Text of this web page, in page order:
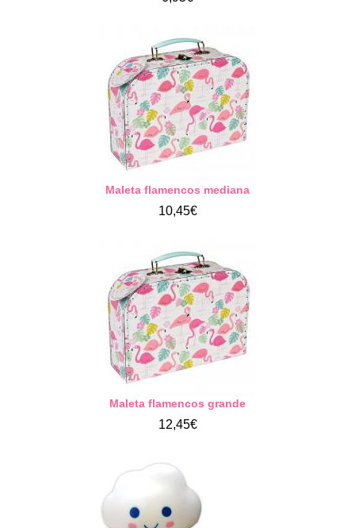
Maleta flamencos mediana
10,45€
Maleta flamencos grande
12,45€